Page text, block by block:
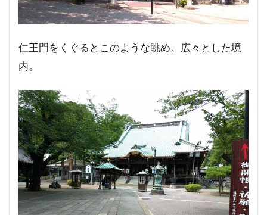
仁王門をくぐるとこのような眺め。広々とした境
内。